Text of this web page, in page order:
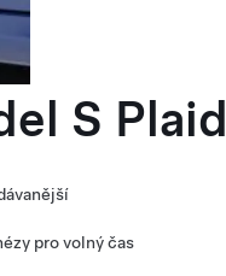
S Plaid
pro volný čas